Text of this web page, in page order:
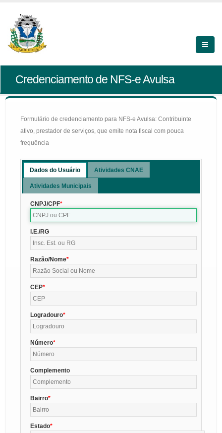
Credenciamento de NFS-e Avulsa
Formulário de credenciamento para NFS-e Avulsa: Contribuinte
ativo, prestador de serviços, que emite nota fiscal com pouca
frequência
Dados do Usuário Atividades CNAE
Atividades Municipais
CNPJ/CPF
I.E./RG
Razão/Nome
CEP
Logradouro
Número
Complemento
Bairro
Estado